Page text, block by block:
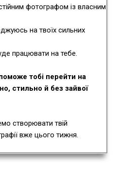
фотографом із власним
на твоїх сильних
працювати на тебе.
тобі перейти на
стильно й без зайвої
створювати твій
вже цього тижня.